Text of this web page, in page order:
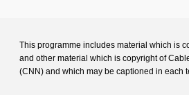
This programme includes material which is
and other material which is copyright of
(CNN) and which may be captioned in each